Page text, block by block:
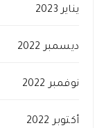
يناير 2023
ديسمبر 2022
نوفمبر 2022
أكتوبر 2022